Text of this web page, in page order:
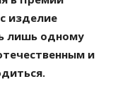
изделие
лишь одному
и